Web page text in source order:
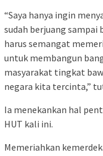
“Saya hanya ingin
sudah berjuang sampai
harus semangat
untuk membangun
masyarakat tingkat
negara kita tercinta,”
Ia menekankan hal
HUT kali ini.
Memeriahkan